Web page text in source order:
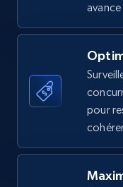
Walmart -
URL, Final price,
Specifications,
5.6K+
avance
pour